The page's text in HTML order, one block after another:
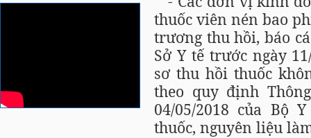
thuốc viên nén bao
trương thu hồi, báo
Sở Y tế trước ngày
sơ thu hồi thuốc
theo quy định
04/05/2018 của Bộ
thuốc, nguyên liệu